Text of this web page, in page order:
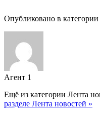
Опубликовано в категории
Агент 1
Ещё из категории Лента
разделе Лента новостей »